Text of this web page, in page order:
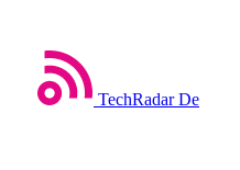
TechRadar De